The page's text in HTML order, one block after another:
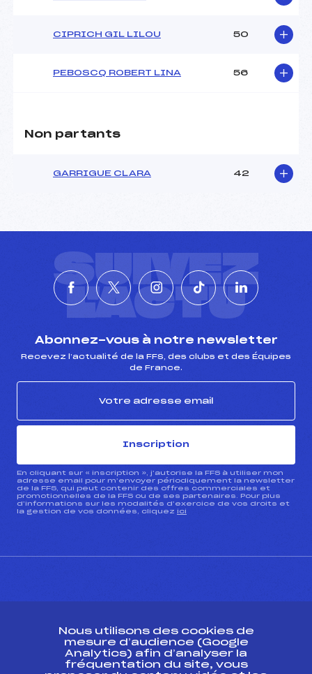
CIPRICH GIL LILOU 50
PEBOSCQ ROBERT LINA 56
Non partants
GARRIGUE CLARA 42
SUIVEZ
L'ACTU
Abonnez-vous à notre newsletter
Recevez l’actualité de la FFS, des clubs et des Équipes
de France.
Inscription
En cliquant sur « inscription », j’autorise la FFS à utiliser mon
adresse email pour m’envoyer périodiquement la newsletter
de la FFS, qui peut contenir des offres commerciales et
promotionnelles de la FFS ou de ses partenaires. Pour plus
d’informations sur les modalités d’exercice de vos droits et
la gestion de vos données, cliquez ici
Ressources
Nous utilisons des cookies de
mesure d’audience (Google
Analytics) afin d’analyser la
fréquentation du site, vous